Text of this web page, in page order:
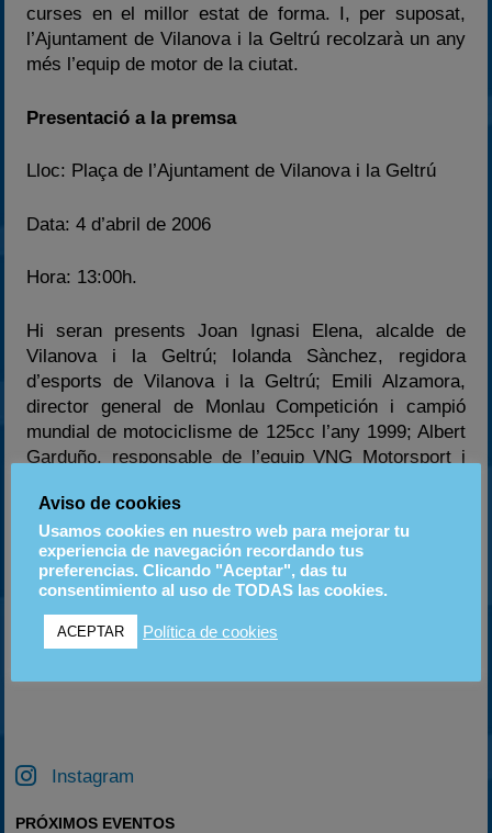
curses en el millor estat de forma. I, per suposat,
l’Ajuntament de Vilanova i la Geltrú recolzarà un any
més l’equip de motor de la ciutat.
Presentació a la premsa
Lloc: Plaça de l’Ajuntament de Vilanova i la Geltrú
Data: 4 d’abril de 2006
Hora: 13:00h.
Hi seran presents Joan Ignasi Elena, alcalde de
Vilanova i la Geltrú; Iolanda Sànchez, regidora
d’esports de Vilanova i la Geltrú; Emili Alzamora,
director general de Monlau Competición i campió
mundial de motociclisme de 125cc l’any 1999; Albert
Garduño, responsable de l’equip VNG Motorsport i
enviat per motorsport
Instagram
PRÓXIMOS EVENTOS
Aviso de cookies
Usamos cookies en nuestro web para mejorar tu
experiencia de navegación recordando tus
preferencias. Clicando "Aceptar", das tu
consentimiento al uso de TODAS las cookies.
ACEPTAR Política de cookies